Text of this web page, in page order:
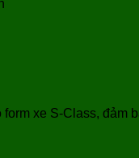
xe S-Class, đảm